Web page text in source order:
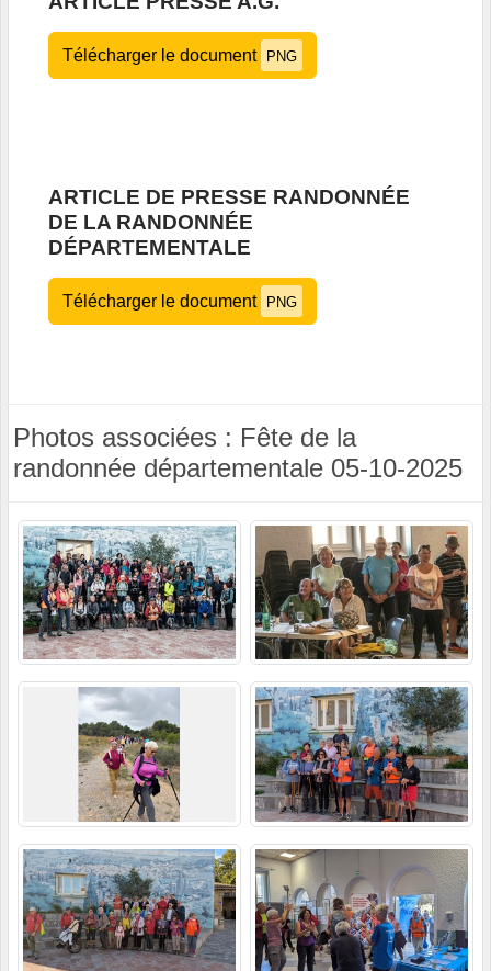
Télécharger le document PNG
ARTICLE DE PRESSE RANDONNÉE
DE LA RANDONNÉE
DÉPARTEMENTALE
Télécharger le document PNG
Photos associées : Fête de la
randonnée départementale 05-10-2025